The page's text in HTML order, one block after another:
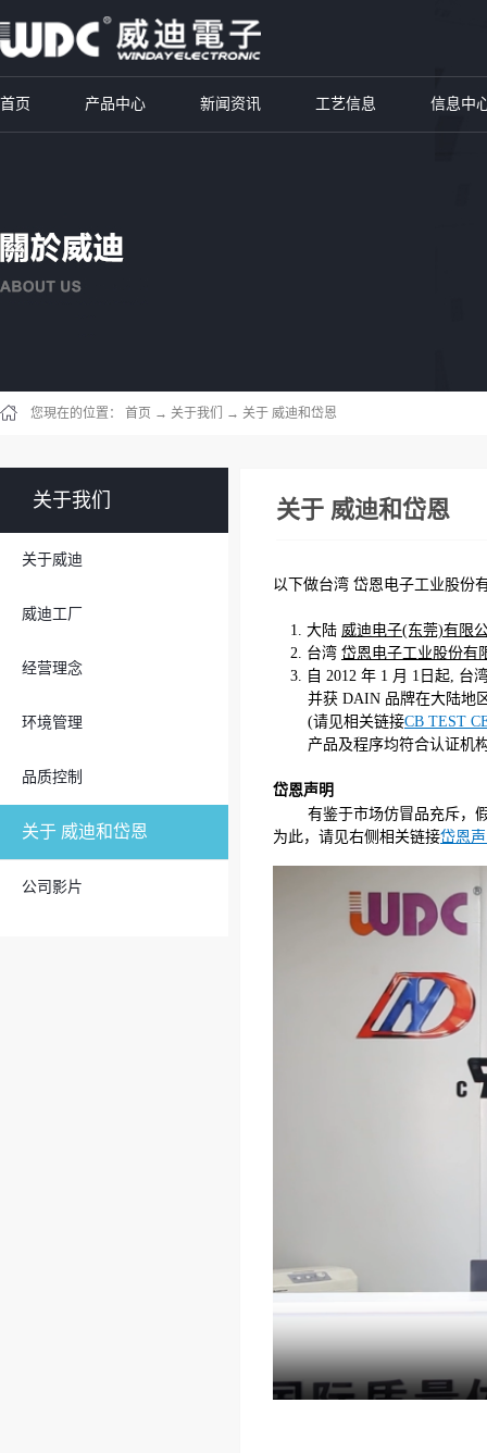
首页 产品中心 新闻资讯 工艺信息 信息中
您現在的位置： 首页 → 关于我们 → 关于 威迪和岱恩
关于我们
关于威迪
威迪工厂
经营理念
环境管理
品质控制
关于 威迪和岱恩
公司影片
关于 威迪和岱恩
以下做台湾 岱恩电子工业股份
1. 大陆 威迪电子(东莞)有限
2. 台湾 岱恩电子工业股份有
3. 自 2012 年 1 月 1日起, 台
并获 DAIN 品牌在大陆地区
(请见相关链接CB TEST
产品及程序均符合认证机构
岱恩声明
有鉴于市场仿冒品充斥，
为此，请见右侧相关链接岱恩